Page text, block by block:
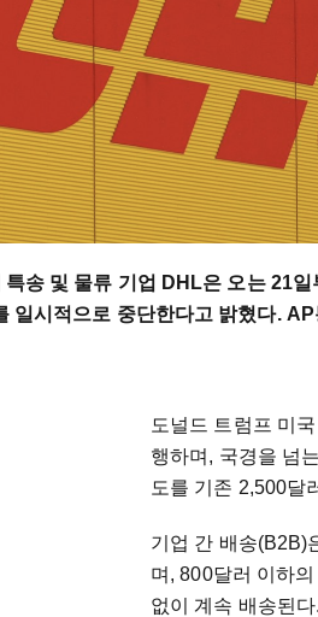
송 및 물류 기업 DHL은 오는 21
일시적으로 중단한다고 밝혔다. AP
도널드 트럼프 미
행하며, 국경을 넘
도를 기존 2,500달
기업 간 배송(B2B)
며, 800달러 이하
없이 계속 배송된다.